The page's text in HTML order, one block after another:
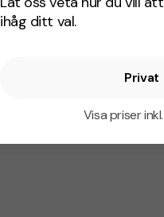
ihåg ditt val.
Privat
Visa priser